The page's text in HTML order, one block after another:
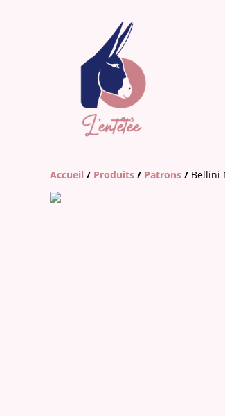
Accueil / Produits / Patrons / Bellini